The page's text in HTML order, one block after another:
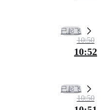
已起飞
10:50
10:52
已起飞
10:50